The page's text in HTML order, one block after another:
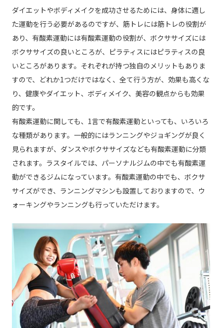
ダイエットやボディメイクを成功させるためには、身体に適し
た運動を行う必要があるのですが、筋トレには筋トレの役割が
あり、有酸素運動には有酸素運動の役割が、ボクササイズには
ボクササイズの良いところが、ピラティスにはピラティスの良
いところがあります。それぞれが持つ独自のメリットもありま
すので、どれか1つだけではなく、全て行う方が、効果も高くな
り、健康やダイエット、ボディメイク、美容の観点からも効果
的です。
有酸素運動に関しても、1言で有酸素運動といっても、いろいろ
な種類があります。一般的にはランニングやジョギングが良く
見られますが、ダンスやボクササイズなども有酸素運動に分類
されます。ラスタイルでは、パーソナルジムの中でも有酸素運
動ができるジムになっています。有酸素運動の中でも、ボクサ
サイズができ、ランニングマシンも設置しておりますので、ウ
ォーキングやランニングも行っていただけます。